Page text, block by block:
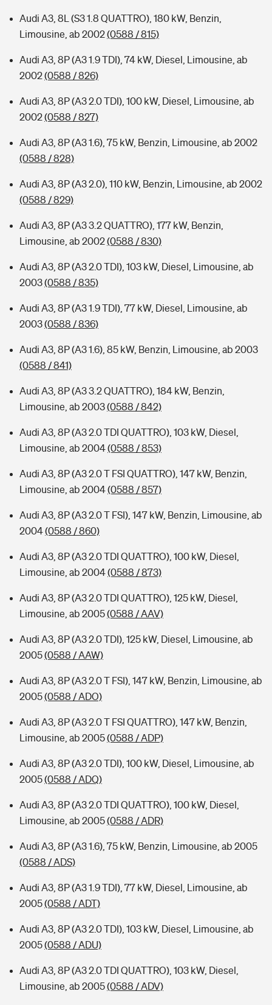
Audi A3, 8L (S3 1.8 QUATTRO), 180 kW, Benzin,
Limousine, ab 2002(0588 / 815)
Audi A3, 8P (A3 1.9 TDI), 74 kW, Diesel, Limousine, ab
2002(0588 / 826)
Audi A3, 8P (A3 2.0 TDI), 100 kW, Diesel, Limousine, ab
2002(0588 / 827)
Audi A3, 8P (A3 1.6), 75 kW, Benzin, Limousine, ab 2002
(0588 / 828)
Audi A3, 8P (A3 2.0), 110 kW, Benzin, Limousine, ab 2002
(0588 / 829)
Audi A3, 8P (A3 3.2 QUATTRO), 177 kW, Benzin,
Limousine, ab 2002(0588 / 830)
Audi A3, 8P (A3 2.0 TDI), 103 kW, Diesel, Limousine, ab
2003(0588 / 835)
Audi A3, 8P (A3 1.9 TDI), 77 kW, Diesel, Limousine, ab
2003(0588 / 836)
Audi A3, 8P (A3 1.6), 85 kW, Benzin, Limousine, ab 2003
(0588 / 841)
Audi A3, 8P (A3 3.2 QUATTRO), 184 kW, Benzin,
Limousine, ab 2003(0588 / 842)
Audi A3, 8P (A3 2.0 TDI QUATTRO), 103 kW, Diesel,
Limousine, ab 2004(0588 / 853)
Audi A3, 8P (A3 2.0 T FSI QUATTRO), 147 kW, Benzin,
Limousine, ab 2004(0588 / 857)
Audi A3, 8P (A3 2.0 T FSI), 147 kW, Benzin, Limousine, ab
2004(0588 / 860)
Audi A3, 8P (A3 2.0 TDI QUATTRO), 100 kW, Diesel,
Limousine, ab 2004(0588 / 873)
Audi A3, 8P (A3 2.0 TDI QUATTRO), 125 kW, Diesel,
Limousine, ab 2005(0588 / AAV)
Audi A3, 8P (A3 2.0 TDI), 125 kW, Diesel, Limousine, ab
2005(0588 / AAW)
Audi A3, 8P (A3 2.0 T FSI), 147 kW, Benzin, Limousine, ab
2005(0588 / ADO)
Audi A3, 8P (A3 2.0 T FSI QUATTRO), 147 kW, Benzin,
Limousine, ab 2005(0588 / ADP)
Audi A3, 8P (A3 2.0 TDI), 100 kW, Diesel, Limousine, ab
2005(0588 / ADQ)
Audi A3, 8P (A3 2.0 TDI QUATTRO), 100 kW, Diesel,
Limousine, ab 2005(0588 / ADR)
Audi A3, 8P (A3 1.6), 75 kW, Benzin, Limousine, ab 2005
(0588 / ADS)
Audi A3, 8P (A3 1.9 TDI), 77 kW, Diesel, Limousine, ab
2005(0588 / ADT)
Audi A3, 8P (A3 2.0 TDI), 103 kW, Diesel, Limousine, ab
2005(0588 / ADU)
Audi A3, 8P (A3 2.0 TDI QUATTRO), 103 kW, Diesel,
Limousine, ab 2005(0588 / ADV)